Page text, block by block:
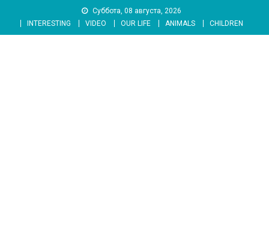
content
Суббота, 08 августа, 2026
INTERESTING
VIDEO OUR LIFE ANIMALS CHILDREN